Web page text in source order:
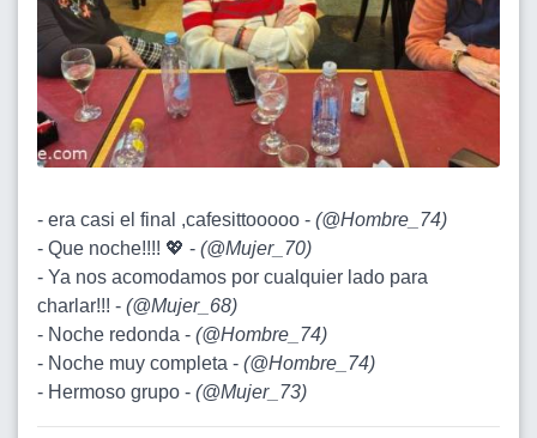
- era casi el final ,cafesittooooo - (@Hombre_74)
- Que noche!!!! 💖 - (@Mujer_70)
- Ya nos acomodamos por cualquier lado para
charlar!!! - (@Mujer_68)
- Noche redonda - (@Hombre_74)
- Noche muy completa - (@Hombre_74)
- Hermoso grupo - (@Mujer_73)